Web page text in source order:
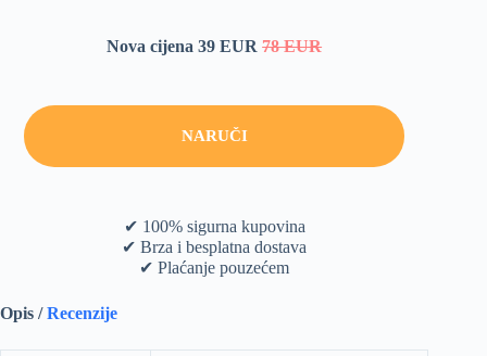
Nova cijena 39 EUR78 EUR
NARUČI
✔ 100% sigurna kupovina
✔ Brza i besplatna dostava
✔ Plaćanje pouzećem
Opis /Recenzije